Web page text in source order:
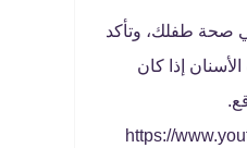
صحة طفلك، وتأكد
إذا كان
[embed]https://